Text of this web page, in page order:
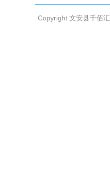
联系我们
Copyright 文安县千佰